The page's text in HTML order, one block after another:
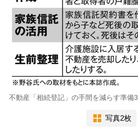
不動産「相続登記」の手間を減らす準備3
写真2枚